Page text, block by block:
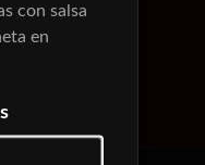
con salsa
en